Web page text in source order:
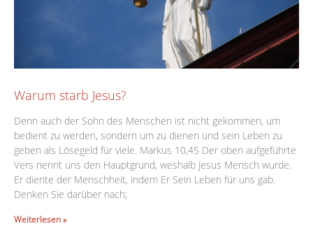
Warum starb Jesus?
Denn auch der Sohn des Menschen ist nicht gekommen, um
bedient zu werden, sondern um zu dienen und sein Leben zu
geben als Lösegeld für viele. Markus 10,45 Der oben aufgeführte
Vers nennt uns den Hauptgrund, weshalb Jesus Mensch wurde.
Er diente der Menschheit, indem Er Sein Leben für uns gab.
Denken Sie darüber nach;
Weiterlesen »